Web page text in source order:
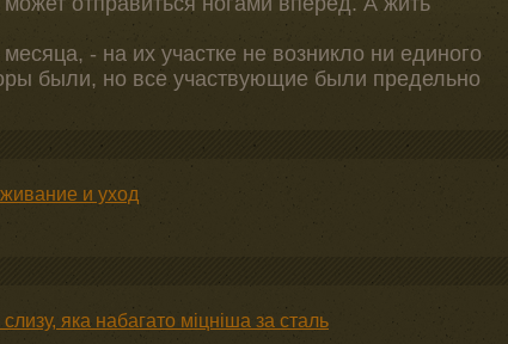
- на их участке не возникло ни единого
были, но все участвующие были предельно
и уход
яка набагато міцніша за сталь